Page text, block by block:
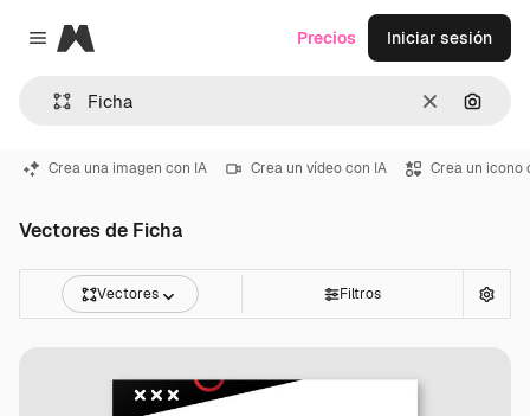
Close menu
Magnific
Borrar
Precios Iniciar sesión
Crea una imagen con IA Crea un vídeo con IA Crea un icono
Vectores de Ficha
Vectores Filtros